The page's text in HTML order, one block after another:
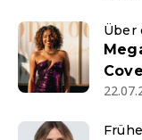
Über